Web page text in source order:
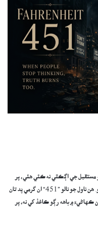
هن رڳو مستقبل جي اڳڪٿي نه ڪئي هئي، پر
انساني نفسيات جي هڪ خطرناڪ پهلوءَ تان پردو کنيو هو. هن ناول جو نالو ”451“ ان گرمي پَد تان
ڪهاڻيءَ ۾ باهه رڳو ڪاغذ کي نه، پر